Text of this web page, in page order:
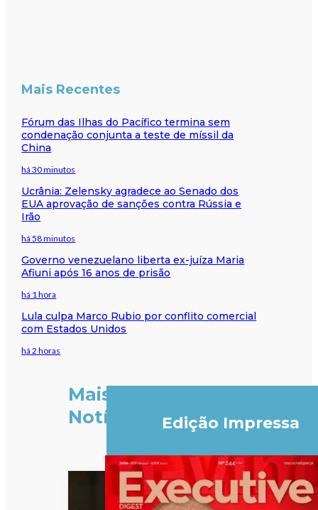
Mais Recentes
Fórum das Ilhas do Pacífico termina sem
condenação conjunta a teste de míssil da
China
há 30 minutos
Ucrânia: Zelensky agradece ao Senado dos
EUA aprovação de sanções contra Rússia e
Irão
há 58 minutos
Governo venezuelano liberta ex-juíza Maria
Afiuni após 16 anos de prisão
há 1 hora
Lula culpa Marco Rubio por conflito comercial
com Estados Unidos
há 2 horas
Mais
Notícias
Edição Impressa